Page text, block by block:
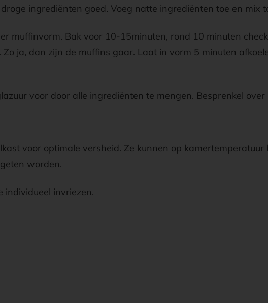
ingrediënten goed. Voeg natte ingrediënten toe en mix
muffinvorm. Bak voor 10-15minuten, rond 10 minuten
Zo ja, dan zijn de muffins gaar. Laat in vorm 5 minuten
voor door alle ingrediënten te mengen. Besprenkel
voor optimale versheid. Ze kunnen op
worden.
individueel invriezen.